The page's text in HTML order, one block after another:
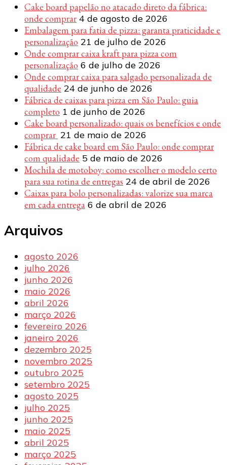
Cake board papelão no atacado direto da fábrica:
onde comprar 4 de agosto de 2026
Embalagem para fatia de pizza: garanta praticidade e
personalização 21 de julho de 2026
Onde comprar caixa kraft para pizza com
personalização 6 de julho de 2026
Onde comprar caixa para salgado personalizada de
qualidade 24 de junho de 2026
Fábrica de caixas para pizza em São Paulo: guia
completo 1 de junho de 2026
Cake board personalizado: quais os benefícios e onde
comprar 21 de maio de 2026
Fábrica de cake board em São Paulo: onde comprar
com qualidade 5 de maio de 2026
Mochila de motoboy: como escolher o modelo certo
para sua rotina de entregas 24 de abril de 2026
Caixas para bolo personalizadas: valorize sua marca
em cada entrega 6 de abril de 2026
Arquivos
agosto 2026
julho 2026
junho 2026
maio 2026
abril 2026
março 2026
fevereiro 2026
janeiro 2026
dezembro 2025
novembro 2025
outubro 2025
setembro 2025
agosto 2025
julho 2025
junho 2025
maio 2025
abril 2025
março 2025